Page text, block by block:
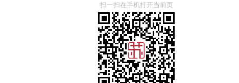
扫一扫在手机打开当前页